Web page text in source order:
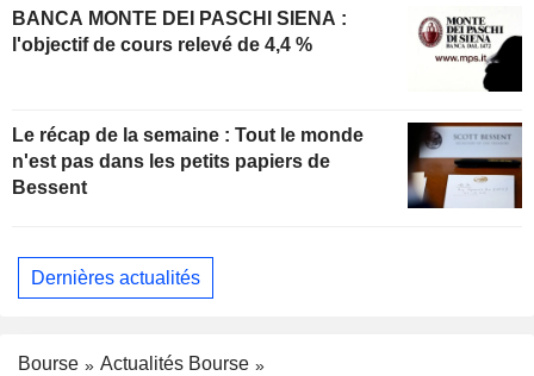
BANCA MONTE DEI PASCHI SIENA :
l'objectif de cours relevé de 4,4 %
Le récap de la semaine : Tout le monde
n'est pas dans les petits papiers de
Bessent
Dernières actualités
Bourse
Actualités Bourse